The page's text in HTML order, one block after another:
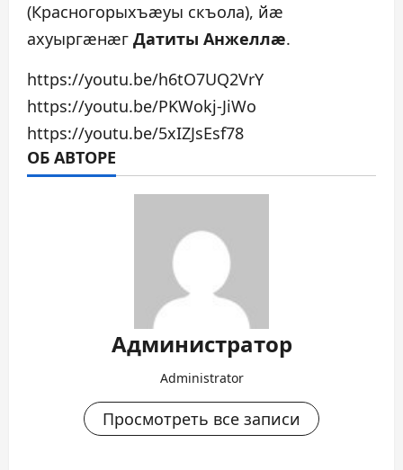
(Красногорыхъæуы скъола), йæ
ахуыргæнæг Датиты Анжеллæ.
https://youtu.be/h6tO7UQ2VrY
https://youtu.be/PKWokj-JiWo
https://youtu.be/5xIZJsEsf78
ОБ АВТОРЕ
Администратор
Administrator
Просмотреть все записи